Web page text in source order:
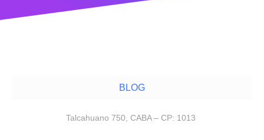
BLOG
Talcahuano 750, CABA – CP: 1013